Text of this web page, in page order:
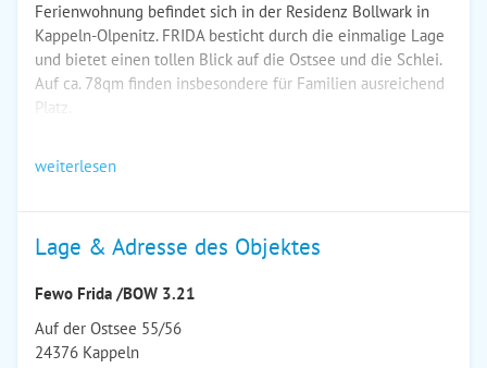
Ferienwohnung befindet sich in der Residenz Bollwark in
Kappeln-Olpenitz. FRIDA besticht durch die einmalige Lage
und bietet einen tollen Blick auf die Ostsee und die Schlei.
Auf ca. 78qm finden insbesondere für Familien ausreichend
Platz.
weiterlesen
Lage & Adresse des Objektes
Fewo Frida /BOW 3.21
Auf der Ostsee 55/56
24376 Kappeln